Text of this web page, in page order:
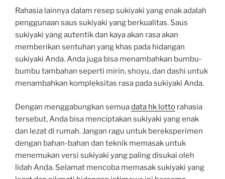
Rahasia lainnya dalam resep sukiyaki yang enak adalah
penggunaan saus sukiyaki yang berkualitas. Saus
sukiyaki yang autentik dan kaya akan rasa akan
memberikan sentuhan yang khas pada hidangan
sukiyaki Anda. Anda juga bisa menambahkan bumbu-
bumbu tambahan seperti mirin, shoyu, dan dashi untuk
menambahkan kompleksitas rasa pada sukiyaki Anda.
Dengan menggabungkan semuadata hk lotto rahasia
tersebut, Anda bisa menciptakan sukiyaki yang enak
dan lezat di rumah. Jangan ragu untuk bereksperimen
dengan bahan-bahan dan teknik memasak untuk
menemukan versi sukiyaki yang paling disukai oleh
lidah Anda. Selamat mencoba memasak sukiyaki yang